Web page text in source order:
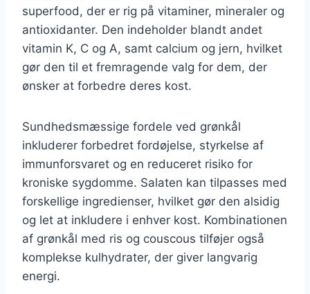
superfood, der er rig på vitaminer, mineraler og
antioxidanter. Den indeholder blandt andet
vitamin K, C og A, samt calcium og jern, hvilket
gør den til et fremragende valg for dem, der
ønsker at forbedre deres kost.
Sundhedsmæssige fordele ved grønkål
inkluderer forbedret fordøjelse, styrkelse af
immunforsvaret og en reduceret risiko for
kroniske sygdomme. Salaten kan tilpasses med
forskellige ingredienser, hvilket gør den alsidig
og let at inkludere i enhver kost. Kombinationen
af grønkål med ris og couscous tilføjer også
komplekse kulhydrater, der giver langvarig
energi.